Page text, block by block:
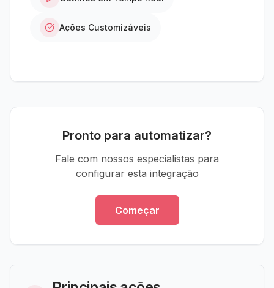
Ações Customizáveis
Pronto para automatizar?
Fale com nossos especialistas para
configurar esta integração
Começar